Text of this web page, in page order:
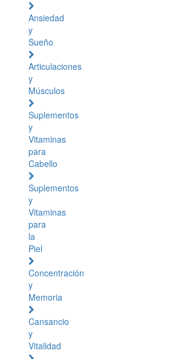
Ansiedad
y
Sueño
Articulaciones
y
Músculos
Suplementos
y
Vitaminas
para
Cabello
Suplementos
y
Vitaminas
para
la
Piel
Concentración
y
Memoria
Cansancio
y
Vitalidad